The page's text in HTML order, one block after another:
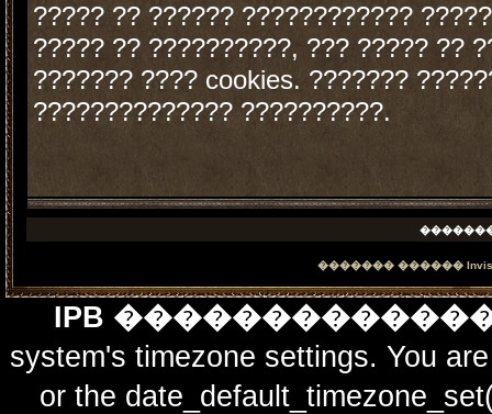
????? ?? ?????? ????????????
????? ?? ??????????, ??? ????? ??
??????? ???? cookies. ???????
?????????????? ??????????.
������� ������
IPB
system's timezone settings. You
or the